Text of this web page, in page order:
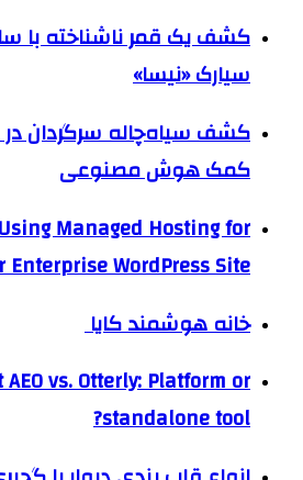
کشف یک قمر ناشناخته با
سیارک «نیسا»
کشف سیاه‌چاله سرگردان
کمک هوش مصنوعی
Managed Hosting for
Enterprise WordPress Site
خانه هوشمند کایا
vs. Otterly: Platform or
standalone tool?